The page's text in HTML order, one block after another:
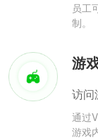
员工
制。
游
访问
通过
游戏